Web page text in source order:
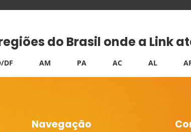
do Brasil onde a Link
DF AM PA AC AL
Navegação